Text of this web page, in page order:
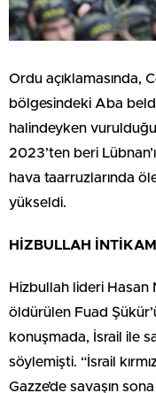
Ordu açıklamasında,
bölgesindeki Aba
halindeyken
2023’ten beri
hava taarruzlarında
yükseldi.
HİZBULLAH
Hizbullah lideri Hasan
öldürülen Fuad
konuşmada, İsrail ile
söylemişti. “İsrail
Gazze’de savaşın